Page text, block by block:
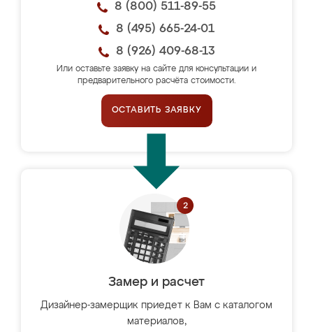
8 (800) 511-89-55
8 (495) 665-24-01
8 (926) 409-68-13
Или оставьте заявку на сайте для консультации и
предварительного расчёта стоимости.
ОСТАВИТЬ ЗАЯВКУ
Замер и расчет
Дизайнер-замерщик приедет к Вам с каталогом
материалов,